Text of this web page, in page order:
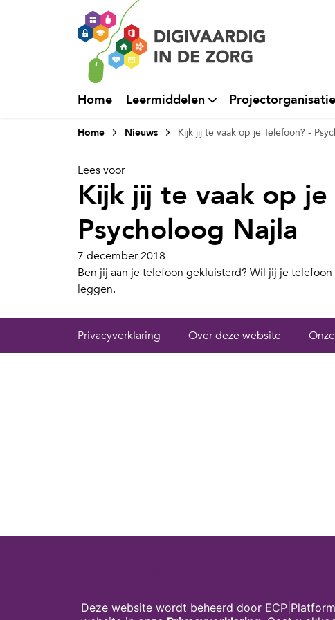
Home Leermiddelen Projectorganisatie
Home Nieuws Kijk jij te vaak op je Telefoon? -
Lees voor
Kijk jij te vaak op je
Psycholoog Najla
7 december 2018
Ben jij aan je telefoon gekluisterd? Wil jij je
leggen.
Privacyverklaring Over deze website
Deze website wordt beheerd door